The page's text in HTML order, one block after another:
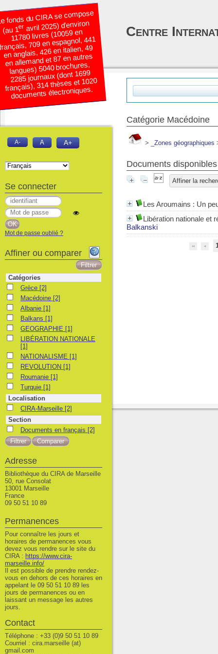
Catégorie Macédoine
> _Zones géographiques
Documents
Affiner la
Les Aroumains : Un
Libération nationale et
Balkanski
fonds du CIRA se compose
(au 1eravril 2025) d’environ
11780 livres (10059 en
709 en espagnol, 441
en anglais, 426 en italien, 49
en allemand et 87 en autres
langues) 5040 brochures,
2285 journaux (dont 1699
français), 314 thèses et 1020
documents électroniques.
Centre
A- A A+
Se connecter
Mot de passe oublié ?
Affiner ou comparer
Catégories
GrèceGrèce [2]
Macédoine
Macédoine [2]
AlbanieAlbanie [1]
BalkansBalkans [1]
GEOGRAPHIE
GEOGRAPHIE [1]
LIBÉRATION NATIONALE
LIBÉRATION NATIONALE
[1]
NATIONALISME
NATIONALISME [1]
REVOLUTION
REVOLUTION [1]
RoumanieRoumanie [1]
TurquieTurquie [1]
Localisation
CIRA-Marseille
CIRA-Marseille [2]
Section
Documents en français
Documents en français [2]
Adresse
Bibliothèque du CIRA de Marseille
50, rue Consolat
13001 Marseille
France
09 50 51 10 89
Permanences
Pour connaître les jours et
horaires de permanences vous
devez vous rendre sur le site du
CIRA : https://www.cira-
marseille.info/
Il est possible de prendre rendez-
vous en dehors de ces horaires en
appelant le 09 50 51 10 89 les
jours de permanences ou en
laissant un message les autres
jours.
Contact
Téléphone : +33 (0)9 50 51 10 89
Courriel : cira.marseille (at)
gmail.com